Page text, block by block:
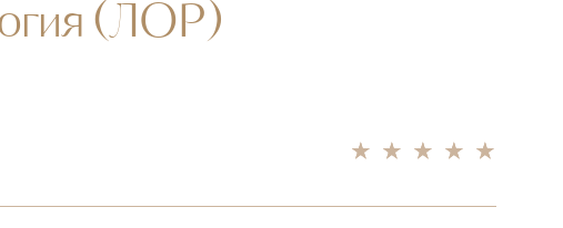
(ЛОР)